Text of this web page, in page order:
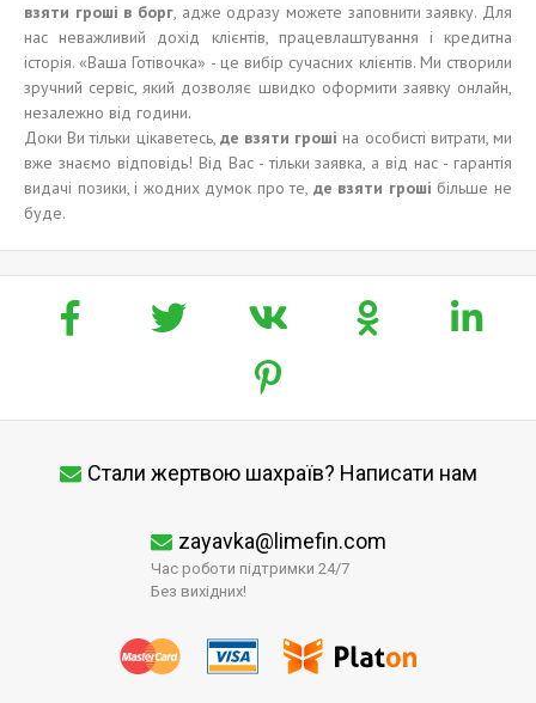
взяти гроші в борг, адже одразу можете заповнити заявку. Для
нас неважливий дохід клієнтів, працевлаштування і кредитна
історія. «Ваша Готівочка» - це вибір сучасних клієнтів. Ми створили
зручний сервіс, який дозволяє швидко оформити заявку онлайн,
незалежно від години.
Доки Ви тільки цікаветесь, де взяти гроші на особисті витрати, ми
вже знаємо відповідь! Від Вас - тільки заявка, а від нас - гарантія
видачі позики, і жодних думок про те, де взяти гроші більше не
буде.
Стали жертвою шахраїв? Написати нам
zayavka@limefin.com
Час роботи підтримки 24/7
Без вихідних!